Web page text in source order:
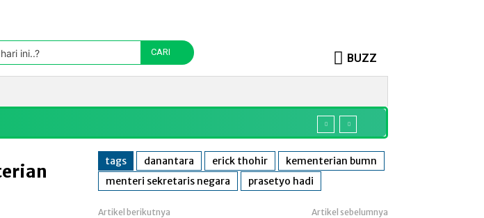
TradingView
ini..? CARI BUZZ
tags danantara erick thohir
kementerian bumn
menteri sekretaris negara
prasetyo hadi
Artikel berikutnya Artikel sebelumnya